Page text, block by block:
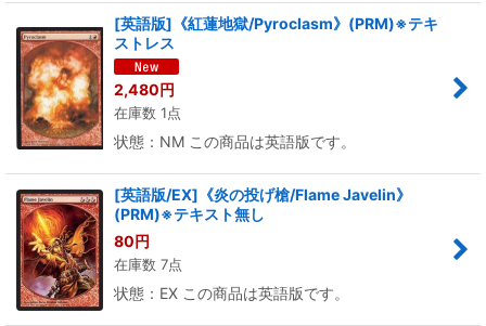
[英語版]《紅蓮地獄/Pyroclasm》(PRM)※テキ
ストレス
2,480円
在庫数 1点
状態：NM この商品は英語版です。
[英語版/EX]《炎の投げ槍/Flame Javelin》
(PRM)※テキスト無し
80円
在庫数 7点
状態：EX この商品は英語版です。